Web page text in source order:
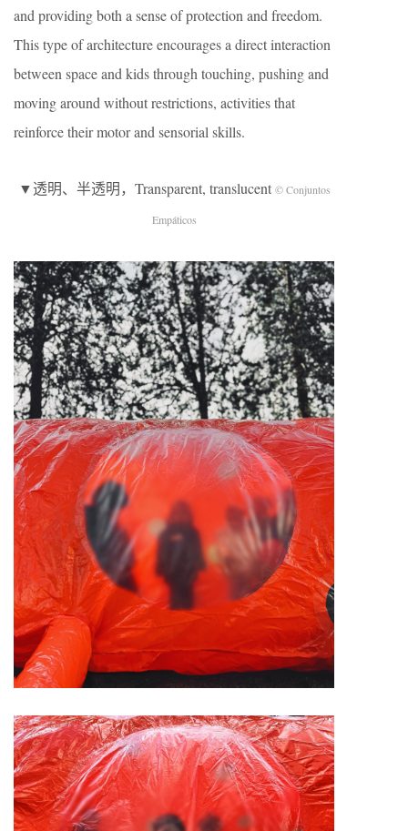
and providing both a sense of protection and freedom.
This type of architecture encourages a direct interaction
between space and kids through touching, pushing and
moving around without restrictions, activities that
reinforce their motor and sensorial skills.
▼透明、半透明，Transparent, translucent © Conjuntos
Empáticos